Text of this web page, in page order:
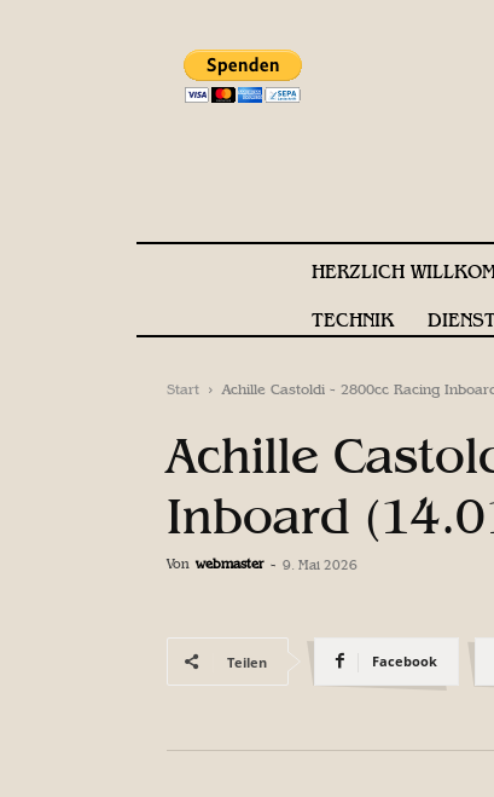
HERZLICH
TECHNIK
Start Achille Castoldi - 2800cc Racing
Achille
Inboard
Von webmaster - 9. Mai 2026
Teilen Facebook